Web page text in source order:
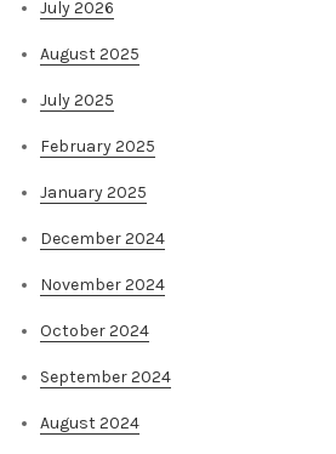
July 2026
August 2025
July 2025
February 2025
January 2025
December 2024
November 2024
October 2024
September 2024
August 2024